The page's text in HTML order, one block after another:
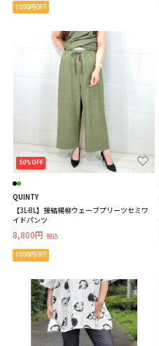
1000円OFF
50%OFF
QUINTY
【3L-8L】接結楊柳ウェーブプリーツセミワ
イドパンツ
8,800円 税込
1000円OFF